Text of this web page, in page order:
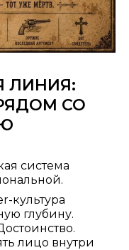
ЛИНИЯ:
СО
система
культура
глубину.
лицо внутри